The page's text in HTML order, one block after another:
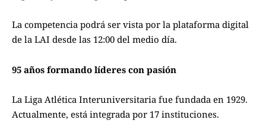
La competencia podrá ser vista por la plataforma digital
de la LAI desde las 12:00 del medio día.
95 años formando líderes con pasión
La Liga Atlética Interuniversitaria fue fundada en 1929.
Actualmente, está integrada por 17 instituciones.